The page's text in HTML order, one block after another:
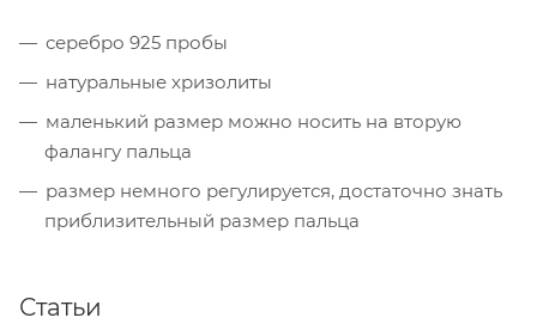
серебро 925 пробы
натуральные хризолиты
маленький размер можно носить на вторую
фалангу пальца
размер немного регулируется, достаточно знать
приблизительный размер пальца
Статьи